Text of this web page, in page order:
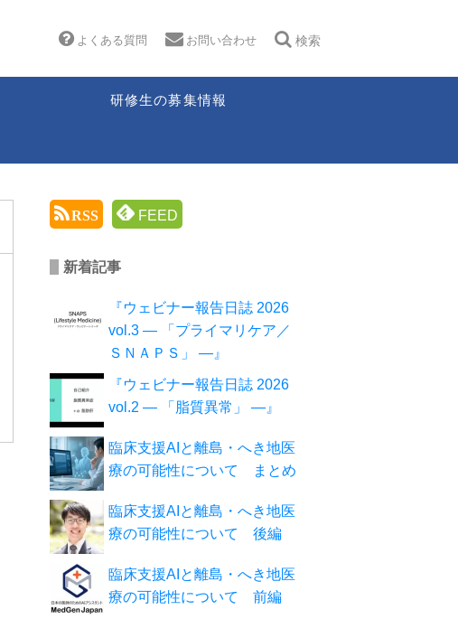
よくある質問 お問い合わせ 検索
研修生の募集情報
RSS FEED
新着記事
『ウェビナー報告日誌 2026
vol.3 ― 「プライマリケア／
ＳＮＡＰＳ」 ―』
『ウェビナー報告日誌 2026
vol.2 ― 「脂質異常」 ―』
臨床支援AIと離島・へき地医
療の可能性について まとめ
臨床支援AIと離島・へき地医
療の可能性について 後編
臨床支援AIと離島・へき地医
療の可能性について 前編